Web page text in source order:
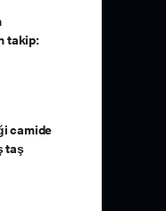
takip:
camide
taş